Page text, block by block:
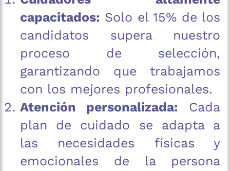
capacitados: Solo el 15% de los
candidatos supera nuestro
proceso de selección,
garantizando que trabajamos
con los mejores profesionales.
Atención personalizada: Cada
plan de cuidado se adapta a
las necesidades físicas y
emocionales de la persona